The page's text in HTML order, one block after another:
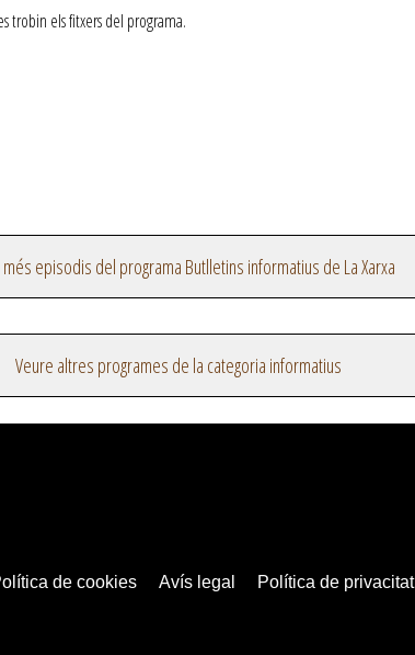
trobin els fitxers del programa.
episodis del programa Butlletins informatius de La Xarxa
Veure altres programes de la categoria informatius
de cookies Avís legal Política de privacitat